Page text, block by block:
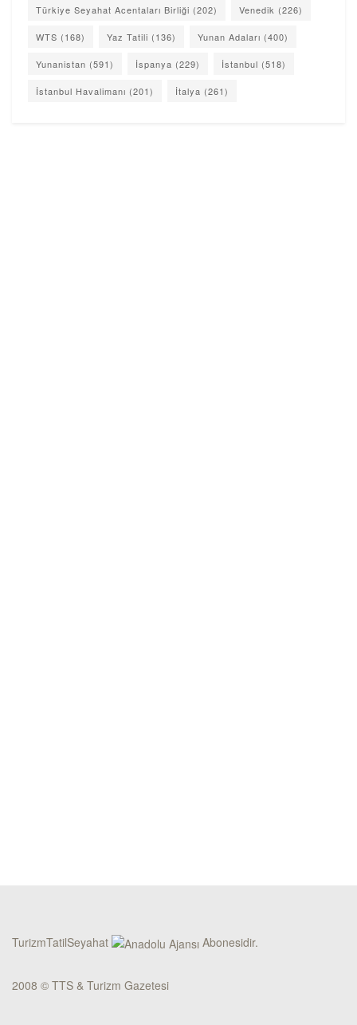
Türkiye Seyahat Acentaları Birliği (202) Venedik (226)
WTS (168) Yaz Tatili (136) Yunan Adaları (400)
Yunanistan (591) İspanya (229) İstanbul (518)
İstanbul Havalimanı (201) İtalya (261)
TurizmTatilSeyahat Abonesidir.
2008 © TTS & Turizm Gazetesi